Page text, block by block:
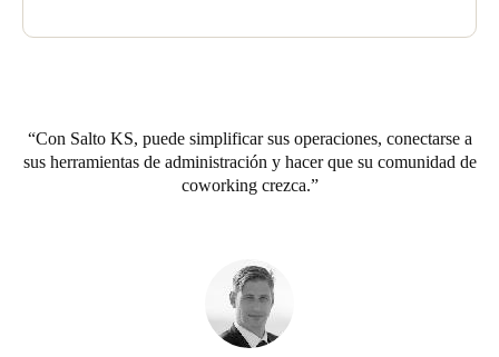
Con Salto KS, puede simplificar sus operaciones, conectarse a
sus herramientas de administración y hacer que su comunidad de
coworking crezca.